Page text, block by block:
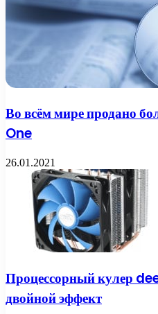
Во всём мире продано
One
26.01.2021
Процессорный кулер
двойной эффект